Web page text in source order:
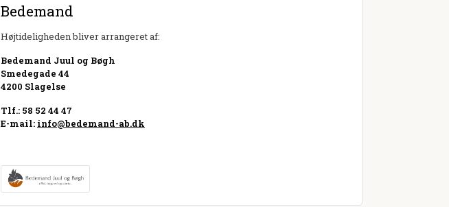
Bedemand
Højtideligheden bliver arrangeret af:
Bedemand Juul og Bøgh
Smedegade 44
4200 Slagelse
Tlf.: 58 52 44 47
E-mail: info@bedemand-ab.dk